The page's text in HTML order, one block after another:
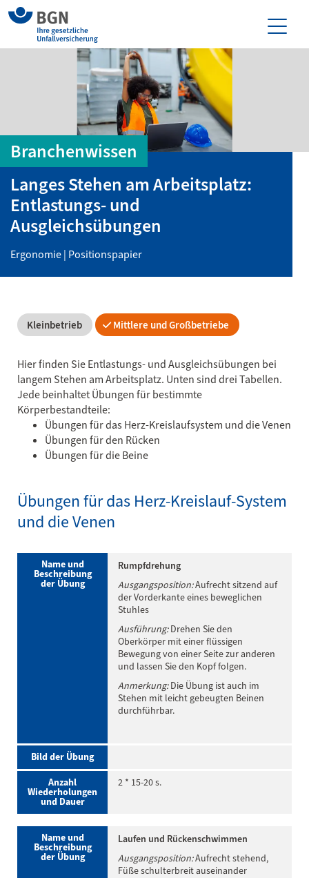
Branchenwissen
Langes Stehen am Arbeitsplatz:
Entlastungs- und
Ausgleichsübungen
Ergonomie | Positionspapier
Kleinbetrieb Mittlere und Großbetriebe
Hier finden Sie Entlastungs- und Ausgleichsübungen bei
langem Stehen am Arbeitsplatz. Unten sind drei Tabellen.
Jede beinhaltet Übungen für bestimmte
Körperbestandteile:
Übungen für das Herz-Kreislaufsystem und die Venen
Übungen für den Rücken
Übungen für die Beine
Übungen für das Herz-Kreislauf-System
und die Venen
Name und
Beschreibung
der Übung
Rumpfdrehung
Ausgangsposition:Aufrecht sitzend auf
der Vorderkante eines beweglichen
Stuhles
Ausführung:Drehen Sie den
Oberkörper mit einer flüssigen
Bewegung von einer Seite zur anderen
und lassen Sie den Kopf folgen.
Anmerkung:Die Übung ist auch im
Stehen mit leicht gebeugten Beinen
durchführbar.
Bild der Übung
Anzahl
Wiederholungen
und Dauer
2 * 15-20 s.
Name und
Beschreibung
der Übung
Laufen und Rückenschwimmen
Ausgangsposition:Aufrecht stehend,
Füße schulterbreit auseinander